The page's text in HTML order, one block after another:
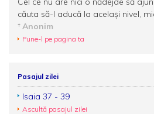
căuta să-l aducă la acelaşi nivel,
Anonim
Pune-l pe pagina ta
Pasajul zilei
Isaia 37 - 39
Ascultă pasajul zilei